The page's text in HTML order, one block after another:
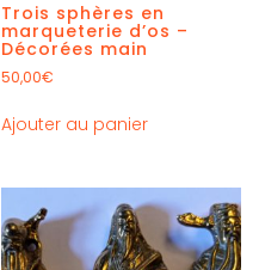
Trois sphères en
marqueterie d’os –
Décorées main
50,00€
Ajouter au panier